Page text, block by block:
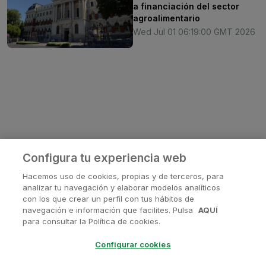
a financiación del sector
agroalimentario
Wed Jul 01 06:19:00 GMT 2026
¿Tienes alguna pregunta?
Contactanos en
Configura tu experiencia web
Hacemos uso de cookies, propias y de terceros, para
analizar tu navegación y elaborar modelos analíticos
con los que crear un perfil con tus hábitos de
navegación e información que facilites. Pulsa
AQUÍ
para consultar la Política de cookies.
Configurar cookies